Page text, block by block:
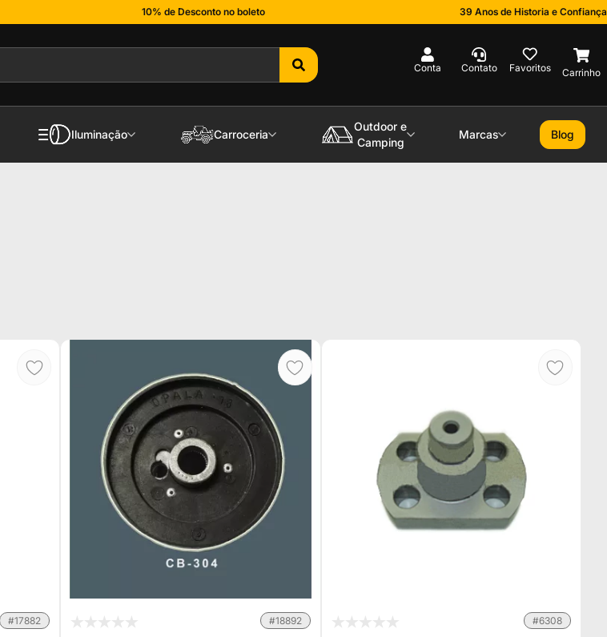
10% de Desconto no boleto
39 Anos de Historia e Confiança
Iluminação Carroceria
Outdoor e
Camping
Marcas Blog
#17882 #18892 #6308